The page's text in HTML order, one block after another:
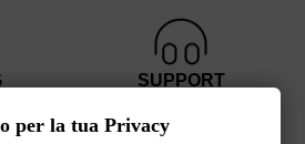
i
SUPPORT
per la tua Privacy